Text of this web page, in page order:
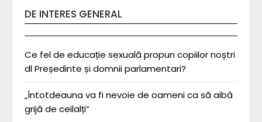
DE INTERES GENERAL
Ce fel de educație sexuală propun copiilor noștri
dl Președinte și domnii parlamentari?
„Întotdeauna va fi nevoie de oameni ca să aibă
grijă de ceilalți”